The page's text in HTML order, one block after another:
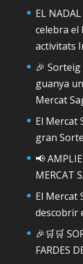
EL
celebra el
activitats
🎉
guanya
Mercat
El Mercat
gran
📢
MERCAT
El Mercat
descobrir
🎉🛒🛒
FARDES